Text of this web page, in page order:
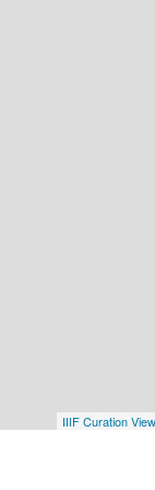
IIIF Curation